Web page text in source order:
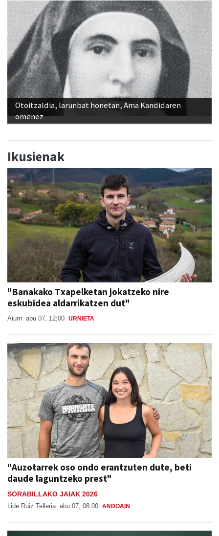
Otoitzaldia, larunbat honetan, Ama Kandidaren
omenez
Ikusienak
"Banakako Txapelketan jokatzeko nire
eskubidea aldarrikatzen dut"
Aiurri abu 07, 12:00 URNIETA
"Auzotarrek oso ondo erantzuten dute, beti
daude laguntzeko prest"
SORABILLAKO JAIAK 2026
Lide Ruiz Telleria abu 07, 08:00 ANDOAIN